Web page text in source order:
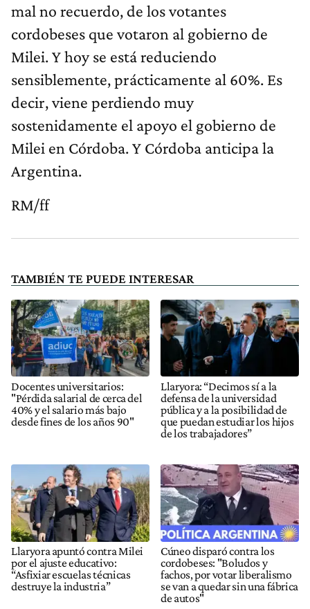
mal no recuerdo, de los votantes
cordobeses que votaron al gobierno de
Milei. Y hoy se está reduciendo
sensiblemente, prácticamente al 60%. Es
decir, viene perdiendo muy
sostenidamente el apoyo el gobierno de
Milei en Córdoba. Y Córdoba anticipa la
Argentina.
RM/ff
TAMBIÉN TE PUEDE INTERESAR
Docentes universitarios:
"Pérdida salarial de cerca del
40% y el salario más bajo
desde fines de los años 90"
Llaryora: “Decimos sí a la
defensa de la universidad
pública y a la posibilidad de
que puedan estudiar los hijos
de los trabajadores”
Llaryora apuntó contra Milei
por el ajuste educativo:
“Asfixiar escuelas técnicas
destruye la industria”
Cúneo disparó contra los
cordobeses: "Boludos y
fachos, por votar liberalismo
se van a quedar sin una fábrica
de autos"